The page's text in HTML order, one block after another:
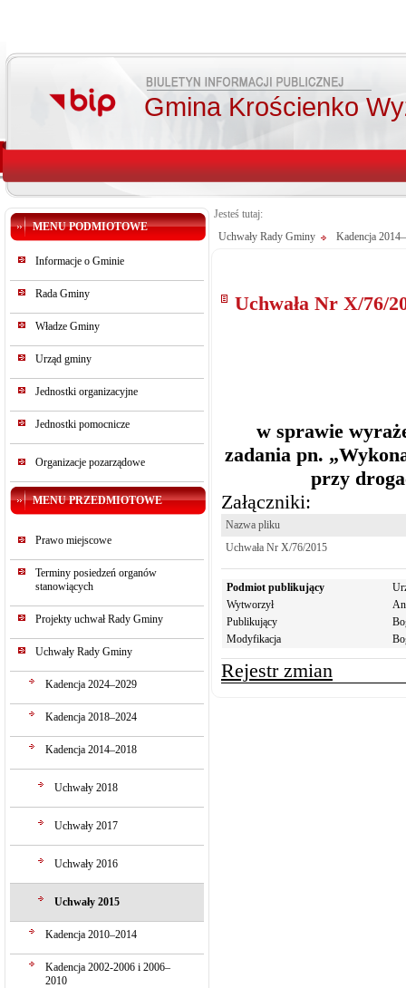
Gmina Krościenko
MENU PODMIOTOWE
Informacje o Gminie
Rada Gminy
Władze Gminy
Urząd gminy
Jednostki organizacyjne
Jednostki pomocnicze
Organizacje pozarządowe
MENU PRZEDMIOTOWE
Prawo miejscowe
Terminy posiedzeń organów
stanowiących
Projekty uchwał Rady Gminy
Uchwały Rady Gminy
Kadencja 2024–2029
Kadencja 2018–2024
Kadencja 2014–2018
Uchwały 2018
Uchwały 2017
Uchwały 2016
Uchwały 2015
Kadencja 2010–2014
Kadencja 2002-2006 i 2006–
2010
Jesteś tutaj:
Uchwały Rady Gminy
Kadencja
Uchwała Nr X/76/
w sprawie
zadania pn.
przy
Załączniki:
Nazwa pliku
Uchwała Nr X/76/2015
Podmiot publikujący
Wytworzył
Publikujący
Modyfikacja
Rejestr zmian